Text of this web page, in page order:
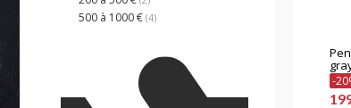
500 à 1000 € (4)
-